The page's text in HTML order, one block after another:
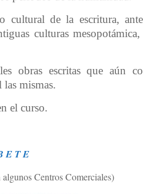
cultural de la escritura,
culturas
obras escritas que aún
mismas.
el curso.
E T E
Centros Comerciales)